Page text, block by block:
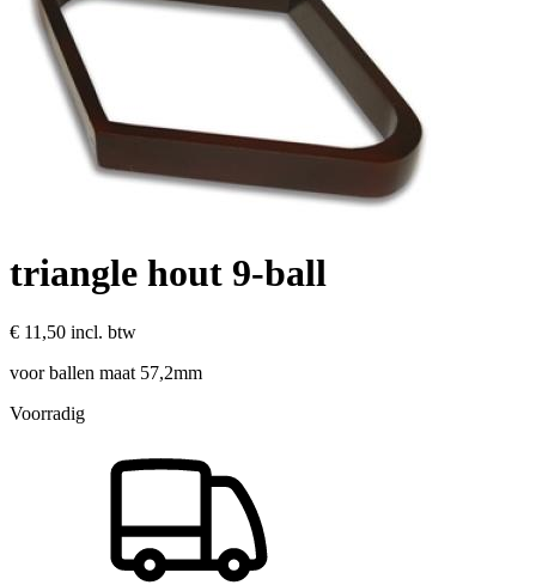
triangle hout 9-ball
€ 11,50 incl. btw
voor ballen maat 57,2mm
Voorradig